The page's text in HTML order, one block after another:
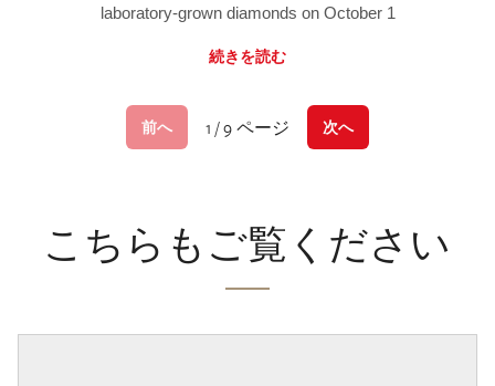
laboratory-grown diamonds on October 1
続きを読む
前へ 1 / 9 ページ 次へ
こちらもご覧ください